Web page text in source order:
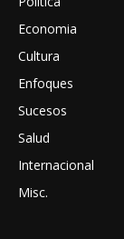
Economia
Cultura
Enfoques
Sucesos
Salud
Internacional
Misc.